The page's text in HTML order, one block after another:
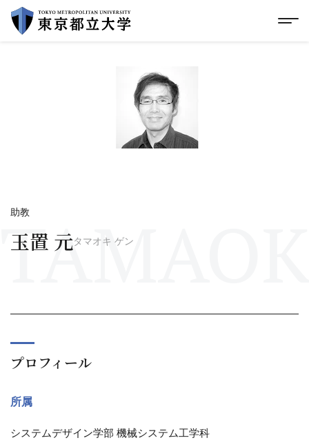
グローバルメニューにスキップ メ
助教
玉置 元タマオキ ゲン
プロフィール
所属
システムデザイン学部 機械システム工学科